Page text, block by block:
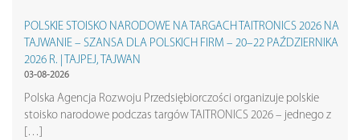
POLSKIE STOISKO NARODOWE NA TARGACH TAITRONICS 2026 NA
TAJWANIE – SZANSA DLA POLSKICH FIRM – 20–22 PAŹDZIERNIKA
2026 R. | TAJPEJ, TAJWAN
03-08-2026
Polska Agencja Rozwoju Przedsiębiorczości organizuje polskie
stoisko narodowe podczas targów TAITRONICS 2026 – jednego z
[…]